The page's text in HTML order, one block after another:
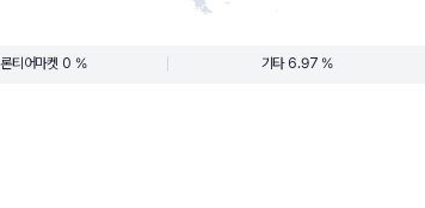
티어마켓 0 % 기타 6.97 %